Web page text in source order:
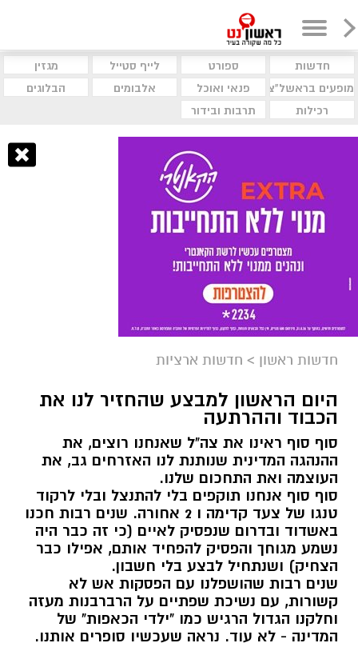
חדשות ספורט לייף סטייל
מגזין
מופעים בראשל"צ
פנאי ואוכל אלבומים
הבלוגים
רכילות
תרבות ובידור
חדשות ראשון > חדשות ארציות
היום הראשון למבצע שהחזיר לנו את
הכבוד וההרתעה
סוף סוף ראינו את צה"ל שאנחנו רוצים, את
ההנהגה המדינית שנותנת לנו האזרחים גב, את
העוצמה ואת התחכום שלנו.
סוף סוף אנחנו תוקפים בלי להתנצל ובלי לרקוד
טנגו של צעד קדימה ו 2 אחורה. שנים רבות חכנו
באשדוד ובדרום שנפסיק לאיים (כי זה כבר היה
נשמע מגוחך והפסיק להפחיד אותם, אפילו כבר
הצחיק) ושנתחיל לבצע בלי חשבון.
שנים רבות שהושפלנו עם הפסקות אש לא
קשורות, עם נשיכת שפתיים על הרברבנות מעזה
וחלקנו הגדול הרגיש כמו "ילדי הכאפות" של
המדינה - לא עוד. נראה שעכשיו סופרים אותנו.